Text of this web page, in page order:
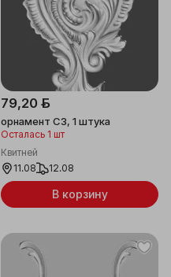
79,20 ƃ
орнамент С3, 1 штука
Осталась 1 шт
Квитней
11.08
12.08
В корзину